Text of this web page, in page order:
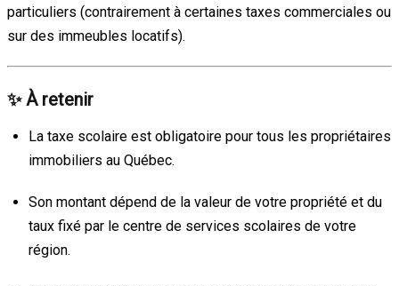
particuliers (contrairement à certaines taxes commerciales ou
sur des immeubles locatifs).
✨À retenir
La taxe scolaire est obligatoire pour tous les propriétaires
immobiliers au Québec.
Son montant dépend de la valeur de votre propriété et du
taux fixé par le centre de services scolaires de votre
région.